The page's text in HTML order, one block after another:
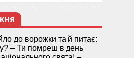
до ворожки та й питає:
– Ти помреш в день